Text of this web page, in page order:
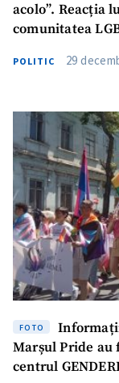
acolo”. Reacția
comunitatea
POLITIC 29
FOTO
Marșul Pride
centrul